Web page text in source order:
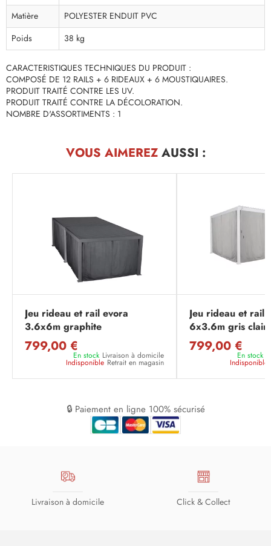
Matière
POLYESTER ENDUIT PVC
Poids
38 kg
CARACTERISTIQUES TECHNIQUES DU PRODUIT :
COMPOSÉ DE 12 RAILS + 6 RIDEAUX + 6 MOUSTIQUAIRES.
PRODUIT TRAITÉ CONTRE LES UV.
PRODUIT TRAITÉ CONTRE LA DÉCOLORATION.
NOMBRE D'ASSORTIMENTS : 1
VOUS AIMEREZAUSSI :
Jeu rideau et rail evora
3.6x6m graphite
799,00 €
En stock Livraison à domicile
Indisponible Retrait en magasin
Jeu rideau et rail
6x3.6m gris clair
799,00 €
En stock
Indisponible
🔒 Paiement en ligne 100% sécurisé
Livraison à domicile Click & Collect